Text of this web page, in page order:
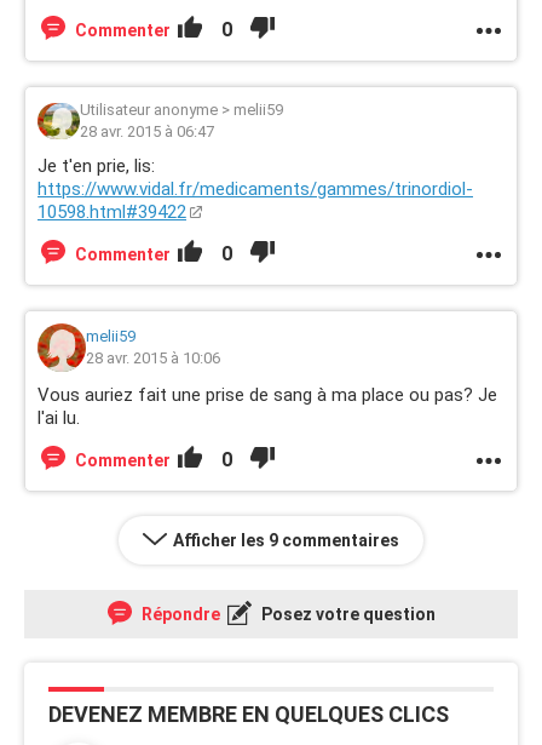
Commenter 0
Utilisateur anonyme > melii59
28 avr. 2015 à 06:47
Je t'en prie, lis:
https://www.vidal.fr/medicaments/gammes/trinordiol-
10598.html#39422
Commenter 0
melii59
28 avr. 2015 à 10:06
Vous auriez fait une prise de sang à ma place ou pas? Je
l'ai lu.
Commenter 0
Afficher les 9 commentaires
Répondre Posez votre question
DEVENEZ MEMBRE EN QUELQUES CLICS